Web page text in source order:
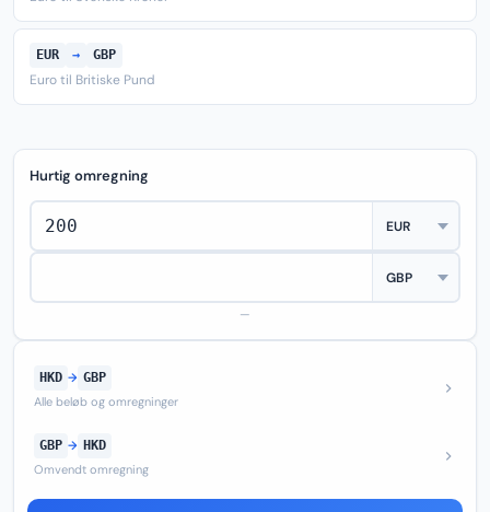
EUR → GBP
Euro til Britiske Pund
Hurtig omregning
—
HKD → GBP
Alle beløb og omregninger
GBP → HKD
Omvendt omregning